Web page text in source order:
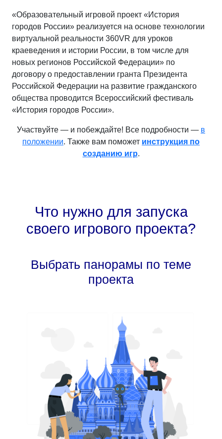
«Образовательный игровой проект «История
городов России» реализуется на основе технологии
виртуальной реальности 360VR для уроков
краеведения и истории России, в том числе для
новых регионов Российской Федерации» по
договору о предоставлении гранта Президента
Российской Федерации на развитие гражданского
общества проводится Всероссийский фестиваль
«История городов России».
Участвуйте — и побеждайте! Все подробности — в
положении. Также вам поможет инструкция по
созданию игр.
Что нужно для запуска
своего игрового проекта?
Выбрать панорамы по теме
проекта